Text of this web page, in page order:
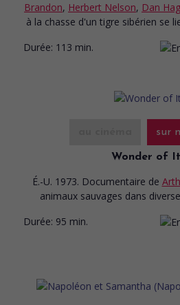
Brandon, Herbert Nelson, Dan
à la chasse d'un tigre sibérien se
Durée: 113 min.
sur
Wonder of It
É.-U. 1973. Documentaire de
animaux sauvages dans
Durée: 95 min.